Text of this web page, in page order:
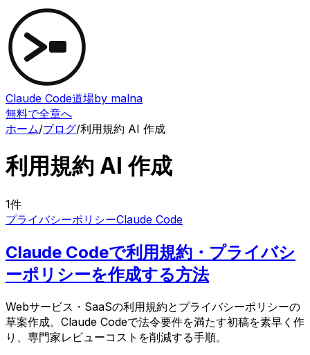
Claude Code道場by malna
無料で全章へ
ホーム/ブログ/利用規約 AI 作成
利用規約 AI 作成
1件
プライバシーポリシーClaude Code
Claude Codeで利用規約・プライバシ
ーポリシーを作成する方法
Webサービス・SaaSの利用規約とプライバシーポリシーの
草案作成。Claude Codeで法令要件を満たす初稿を素早く作
り、専門家レビューコストを削減する手順。